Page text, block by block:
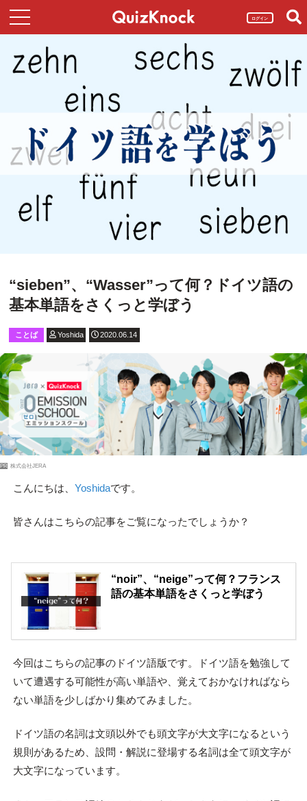
ログイン
“sieben”、“Wasser”って何？ドイツ語の
基本単語をさくっと学ぼう
ことば Yoshida 2020.06.14
PR 株式会社JERA
こんにちは、 Yoshidaです。
皆さんはこちらの記事をご覧になったでしょうか？
“noir”、“neige”って何？フランス
語の基本単語をさくっと学ぼう
今回はこちらの記事のドイツ語版です。ドイツ語を勉強して
いて遭遇する可能性が高い単語や、覚えておかなければなら
ない単語を少しばかり集めてみました。
ドイツ語の名詞は文頭以外でも頭文字が大文字になるという
規則があるため、設問・解説に登場する名詞は全て頭文字が
大文字になっています。